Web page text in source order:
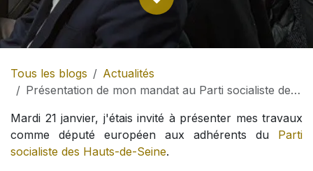
Tous les blogs
Actualités
Présentation de mon mandat au Parti socialiste des Hauts-de-Seine
Mardi 21 janvier, j'étais invité à présenter mes travaux
comme député européen aux adhérents du Parti
socialiste des Hauts-de-Seine.